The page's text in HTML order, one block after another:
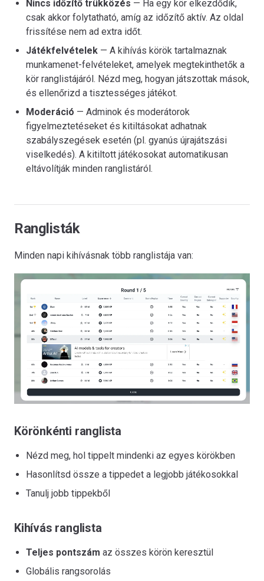
Nincs időzítő trükközés — Ha egy kör elkezdődik,
csak akkor folytatható, amíg az időzítő aktív. Az oldal
frissítése nem ad extra időt.
Játékfelvételek — A kihívás körök tartalmaznak
munkamenet-felvételeket, amelyek megtekinthetők a
kör ranglistájáról. Nézd meg, hogyan játszottak mások,
és ellenőrizd a tisztességes játékot.
Moderáció — Adminok és moderátorok
figyelmeztetéseket és kitiltásokat adhatnak
szabályszegések esetén (pl. gyanús újrajátszási
viselkedés). A kitiltott játékosokat automatikusan
eltávolítják minden ranglistáról.
Ranglisták
Minden napi kihívásnak több ranglistája van:
Körönkénti ranglista
Nézd meg, hol tippelt mindenki az egyes körökben
Hasonlítsd össze a tippedet a legjobb játékosokkal
Tanulj jobb tippekből
Kihívás ranglista
Teljes pontszám az összes körön keresztül
Globális rangsorolás